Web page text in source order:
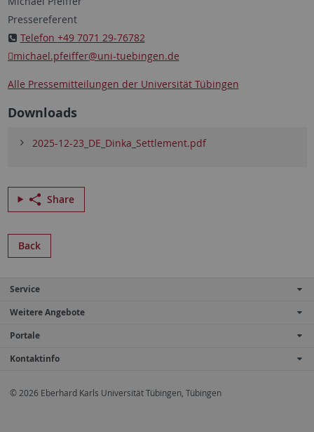
Pressereferent
Telefon +49 7071 29-76782
michael.pfeiffer@uni-tuebingen.de
Alle Pressemitteilungen der Universität Tübingen
Downloads
2025-12-23_DE_Dinka_Settlement.pdf
Share
Back
Service
Weitere Angebote
Portale
Kontaktinfo
© 2026 Eberhard Karls Universität Tübingen, Tübingen